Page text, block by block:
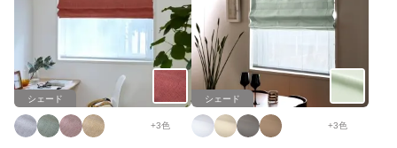
シェード
+3色
シェード
+3色